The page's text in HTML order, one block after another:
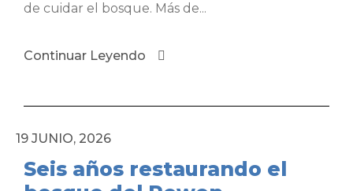
de cuidar el bosque. Más de...
Continuar Leyendo
19 JUNIO, 2026
Seis años restaurando el